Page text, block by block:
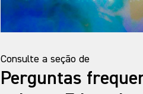
Consulte a seção de
Perguntas